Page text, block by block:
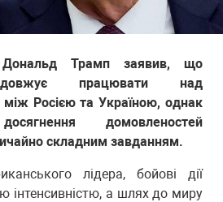
Трамп заявив, що
працювати над
Росією та Україною, однак
домовленостей
складним завданням.
лідера, бойові дії
інтенсивністю, а шлях до миру